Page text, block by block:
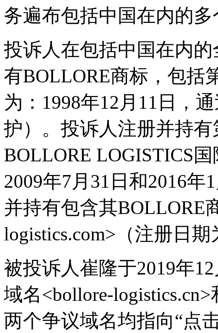
务遍布包括中国在内的
投诉人在包括中国在内
有BOLLORE商标，包括
为：1998年12月11日，
护）。投诉人注册并持有
BOLLORE LOGISTICS
2009年7月31日和2016
并持有包含其BOLLORE
logistics.com>（注册日
被投诉人崔隆于2019年
域名<bollore-
两个争议域名均指向“点